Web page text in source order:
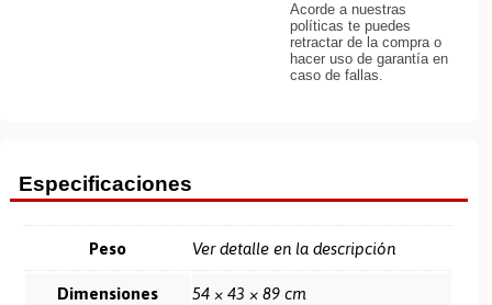
Acorde a nuestras
políticas te puedes
retractar de la compra o
hacer uso de garantía en
caso de fallas.
Especificaciones
Peso Ver detalle en la descripción
Dimensiones 54 × 43 × 89 cm